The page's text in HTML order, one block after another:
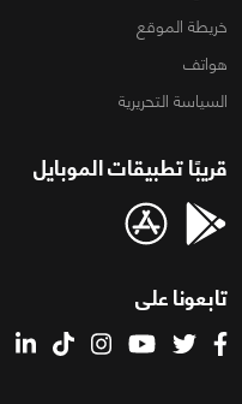
خريطة الموقع
هواتف
السياسة التحريرية
قريبًا تطبيقات الموبايل
تابعونا على